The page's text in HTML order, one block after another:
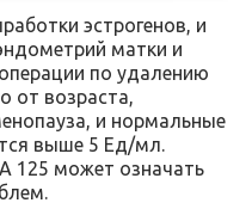
эстрогенов, и
матки и
по удалению
от возраста,
и нормальные
выше 5 Ед/мл.
125 может означать